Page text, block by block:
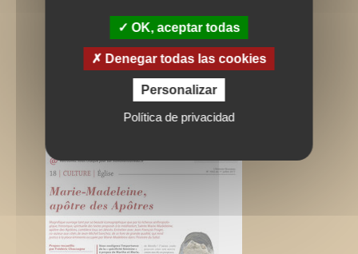
OK, aceptar todas
Denegar todas las cookies
Personalizar
Política de privacidad